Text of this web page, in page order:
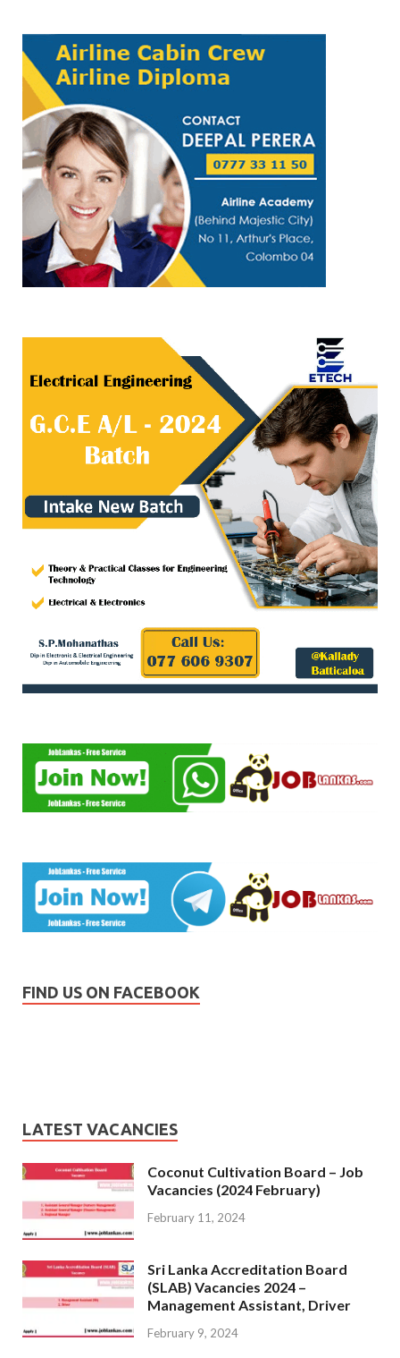
FIND US ON FACEBOOK
LATEST VACANCIES
Coconut Cultivation Board – Job
Vacancies (2024 February)
February 11, 2024
Sri Lanka Accreditation Board
(SLAB) Vacancies 2024 –
Management Assistant, Driver
February 9, 2024